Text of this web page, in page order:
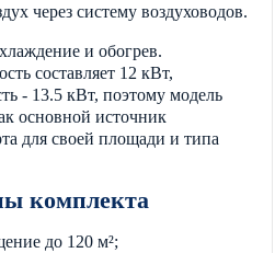
через систему воздуховодов.
и обогрев.
составляет 12 кВт,
- 13.5 кВт, поэтому модель
основной источник
для своей площади и типа
комплекта
до 120 м²;